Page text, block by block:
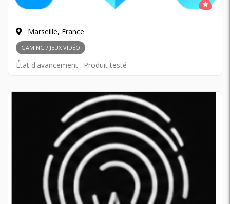
Marseille, France
GAMING / JEUX VIDÉO
État d'avancement : Produit testé